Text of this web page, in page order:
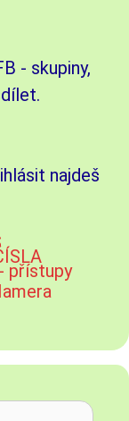
- skupiny,
najdeš